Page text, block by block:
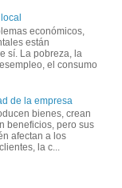
económicos,
están
sí. La pobreza, la
el consumo
de la empresa
bienes, crean
beneficios, pero sus
afectan a los
la c...